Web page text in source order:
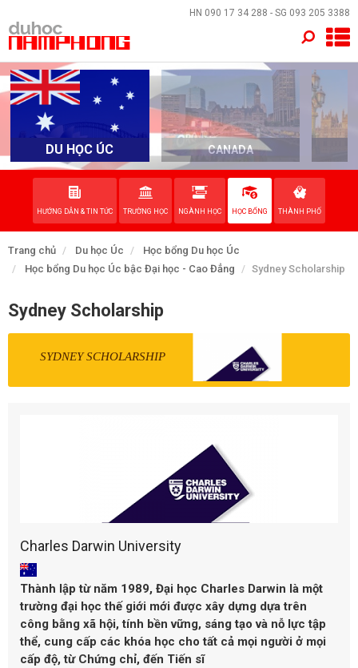
HN 090 17 34 288 - SG 093 205 3388
DU HỌC ÚC CANADA
HƯỚNG DẪN & TIN TỨC TRƯỜNG HỌC NGÀNH HỌC HỌC BỔNG THÀNH PHỐ
Trang chủ Du học Úc
Học bổng Du học Úc
Học bổng Du học Úc bậc Đại học - Cao Đẳng
Sydney Scholarship
Sydney Scholarship
SYDNEY SCHOLARSHIP
Charles Darwin University
Thành lập từ năm 1989, Đại học Charles Darwin là một
trường đại học thế giới mới được xây dựng dựa trên
công bằng xã hội, tính bền vững, sáng tạo và nỗ lực tập
thể, cung cấp các khóa học cho tất cả mọi người ở mọi
cấp độ, từ Chứng chỉ, đến Tiến sĩ
×
TRANG CHỦ
QUỐC GIA
EVENTS
VỀ NAM PHONG
LIÊN HỆ